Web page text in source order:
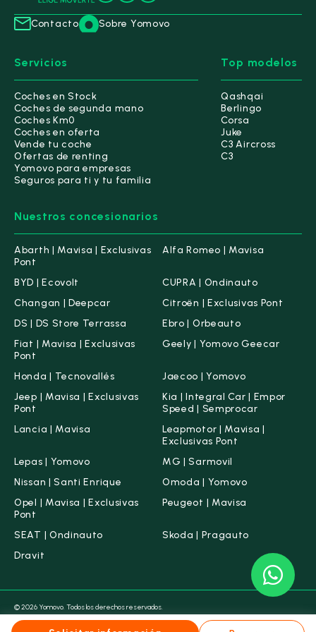
Contacto Sobre Yomovo
Servicios
Coches en Stock
Coches de segunda mano
Coches Km0
Coches en oferta
Vende tu coche
Ofertas de renting
Yomovo para empresas
Seguros para ti y tu familia
Top modelos
Qashqai
Berlingo
Corsa
Juke
C3 Aircross
C3
Nuestros concesionarios
Abarth | Mavisa | Exclusivas
Pont
Alfa Romeo | Mavisa
BYD | Ecovolt
CUPRA | Ondinauto
Changan | Deepcar
Citroën | Exclusivas Pont
DS | DS Store Terrassa
Ebro | Orbeauto
Fiat | Mavisa | Exclusivas
Pont
Geely | Yomovo Geecar
Honda | Tecnovallés
Jaecoo | Yomovo
Jeep | Mavisa | Exclusivas
Pont
Kia | Integral Car | Empor
Speed | Semprocar
Lancia | Mavisa
Leapmotor | Mavisa |
Exclusivas Pont
Lepas | Yomovo
MG | Sarmovil
Nissan | Santi Enrique
Omoda | Yomovo
Opel | Mavisa | Exclusivas
Pont
Peugeot | Mavisa
SEAT | Ondinauto
Skoda | Pragauto
Dravit
Condiciones legalesAviso legalPolítica de CookiesPolítica de PrivacidadCanal ético
© 2026 Yomovo. Todos los derechos reservados.